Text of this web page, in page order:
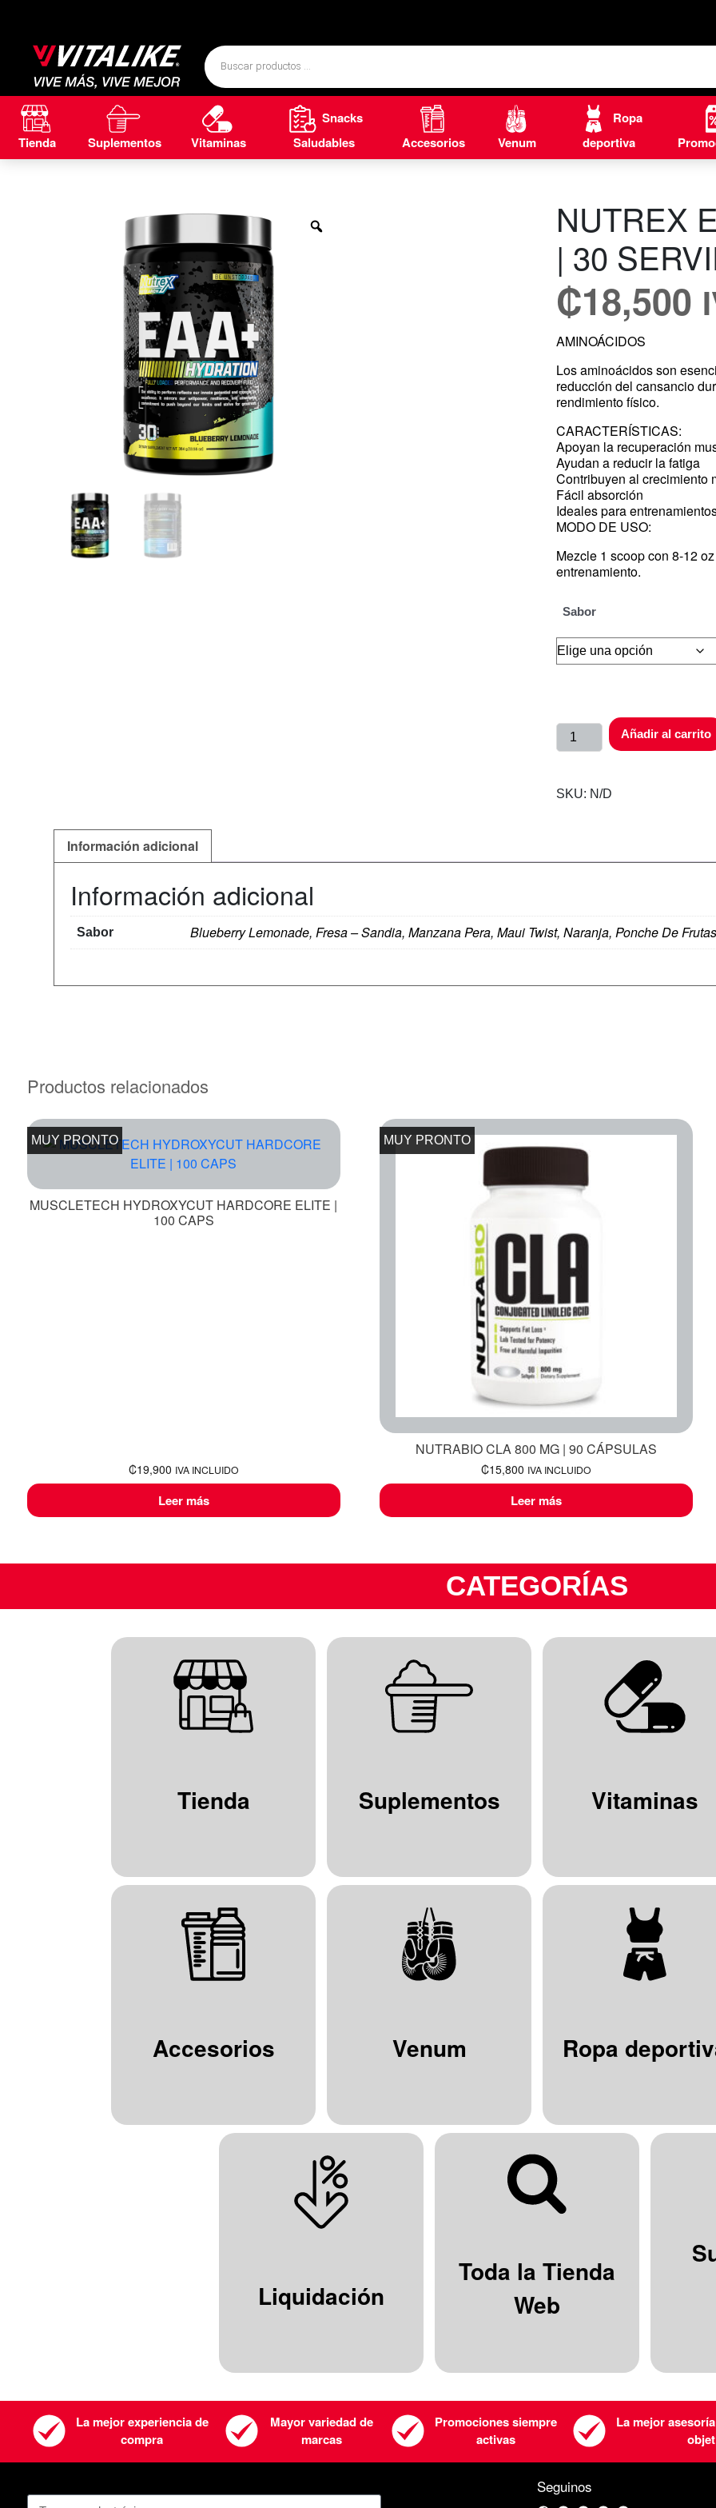
Tienda Suplementos Vitaminas
Snacks
Saludables
Accesorios Venum
Ropa
deportiva
NUTREX
| 30
₡18,500
AMINOÁCIDOS
Los aminoácidos son
reducción del cansancio
rendimiento físico.
CARACTERÍSTICAS:
Apoyan la recuperación
Ayudan a reducir la fatiga
Contribuyen al crecimiento
Fácil absorción
Ideales para
MODO DE USO:
Mezcle 1 scoop con 8-12
entrenamiento.
Sabor
Añadir al carrito
SKU: N/D
Información adicional
Información adicional
Sabor Blueberry Lemonade, Fresa – Sandia, Manzana Pera, Maui Twist, Naranja, Ponche De
Productos relacionados
MUY PRONTO
MUSCLETECH HYDROXYCUT HARDCORE ELITE |
100 CAPS
₡19,900 IVA INCLUIDO
Leer más
MUY PRONTO
NUTRABIO CLA 800 MG | 90 CÁPSULAS
₡15,800 IVA INCLUIDO
Leer más
CATEGORÍAS
Tienda Suplementos Vitaminas
Accesorios Venum Ropa
Liquidación
Toda la Tienda
Web
La mejor experiencia de
compra
Mayor variedad de
marcas
Promociones siempre
activas
La mejor
Seguinos